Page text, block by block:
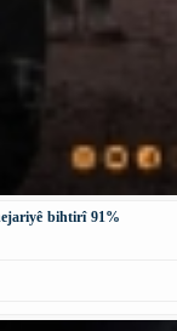
bihtirî 91%